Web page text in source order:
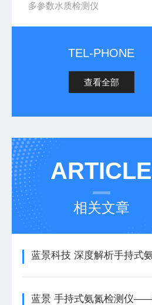
多参数水质检测仪
TEL-PHONE
查看全部
ARTICLE
相关文章